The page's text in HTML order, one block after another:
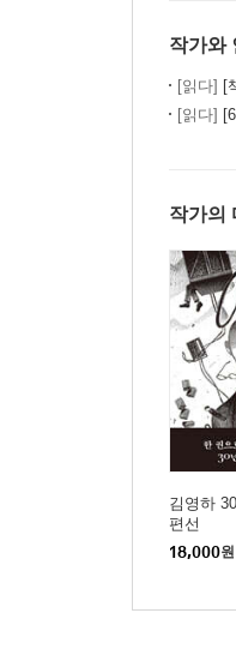
작가와
[읽다] [
[읽다]
작가의
김영하
편선
18,000원